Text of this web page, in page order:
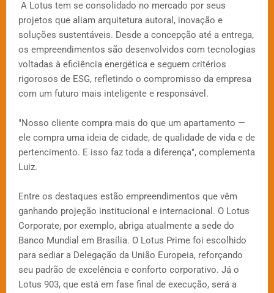
A Lotus tem se consolidado no mercado por seus
projetos que aliam arquitetura autoral, inovação e
soluções sustentáveis. Desde a concepção até a entrega,
os empreendimentos são desenvolvidos com tecnologias
voltadas à eficiência energética e seguem critérios
rigorosos de ESG, refletindo o compromisso da empresa
com um futuro mais inteligente e responsável.
"Nosso cliente compra mais do que um apartamento —
ele compra uma ideia de cidade, de qualidade de vida e de
pertencimento. E isso faz toda a diferença", complementa
Luiz.
Entre os destaques estão empreendimentos que vêm
ganhando projeção institucional e internacional. O Lotus
Corporate, por exemplo, abriga atualmente a sede do
Banco Mundial em Brasília. O Lotus Prime foi escolhido
para sediar a Delegação da União Europeia, reforçando
seu padrão de excelência e conforto corporativo. Já o
Lotus 903, que está em fase final de execução, será a